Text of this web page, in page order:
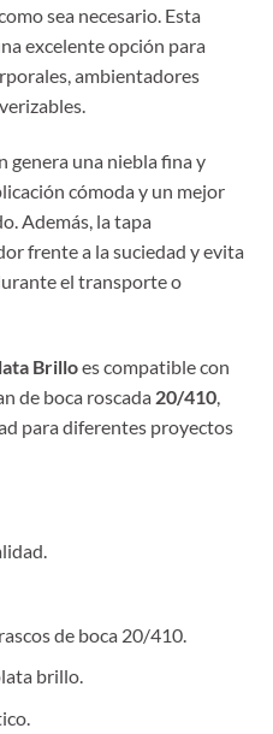
sea necesario. Esta
excelente opción para
ambientadores
genera una niebla fina y
cómoda y un mejor
Además, la tapa
frente a la suciedad y evita
el transporte o
Brilloes compatible con
de boca roscada 20/410
para diferentes proyectos
de boca 20/410.
brillo.